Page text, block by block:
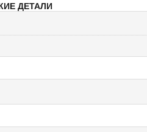
ДЕТАЛИ